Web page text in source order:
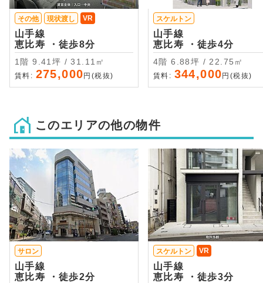
その他 現状渡し VR
山手線
恵比寿 ・徒歩8分
1階 9.41坪 / 31.11㎡
賃料: 275,000 円(税抜)
スケルトン
山手線
恵比寿 ・徒歩4分
4階 6.88坪 / 22.75㎡
賃料: 344,000 円(税抜)
このエリアの他の物件
サロン
山手線
恵比寿 ・徒歩2分
スケルトン VR
山手線
恵比寿 ・徒歩3分